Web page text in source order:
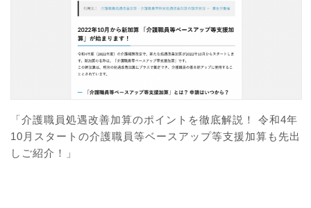
「介護職員処遇改善加算のポイントを徹底解説！ 令和4年
10月スタートの介護職員等ベースアップ等支援加算も先出
しご紹介！」